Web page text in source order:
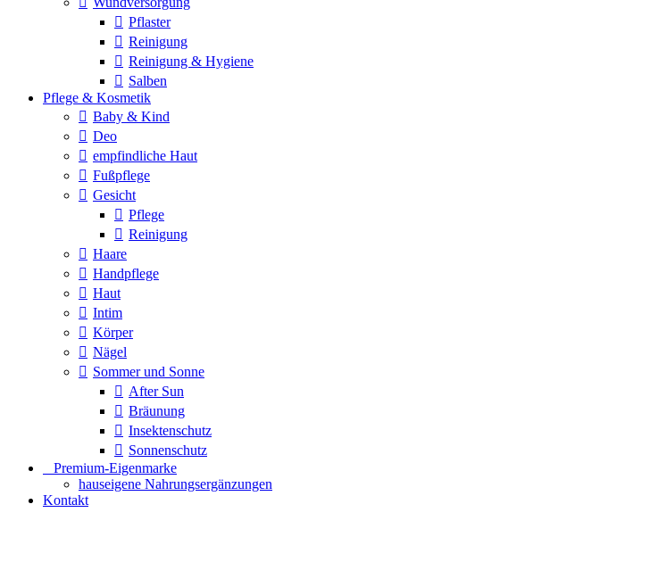
Pflaster
Reinigung
Reinigung & Hygiene
Salben
Pflege & Kosmetik
Baby & Kind
Deo
empfindliche Haut
Fußpflege
Gesicht
Pflege
Reinigung
Haare
Handpflege
Haut
Intim
Körper
Nägel
Sommer und Sonne
After Sun
Bräunung
Insektenschutz
Sonnenschutz
⠀​Premium-Eigenmarke
hauseigene Nahrungsergänzungen
Kontakt